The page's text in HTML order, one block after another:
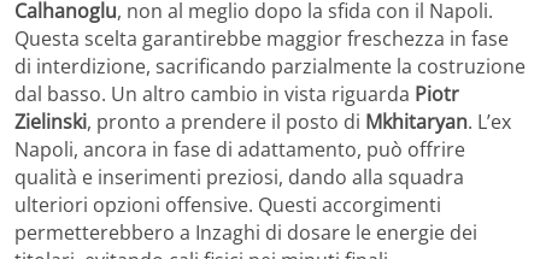
Calhanoglu, non al meglio dopo la sfida con il Napoli.
Questa scelta garantirebbe maggior freschezza in fase
di interdizione, sacrificando parzialmente la costruzione
dal basso. Un altro cambio in vista riguarda Piotr
Zielinski, pronto a prendere il posto di Mkhitaryan. L’ex
Napoli, ancora in fase di adattamento, può offrire
qualità e inserimenti preziosi, dando alla squadra
ulteriori opzioni offensive. Questi accorgimenti
permetterebbero a Inzaghi di dosare le energie dei